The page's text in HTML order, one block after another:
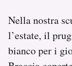
Nella nostra
l’estate, il
bianco per i